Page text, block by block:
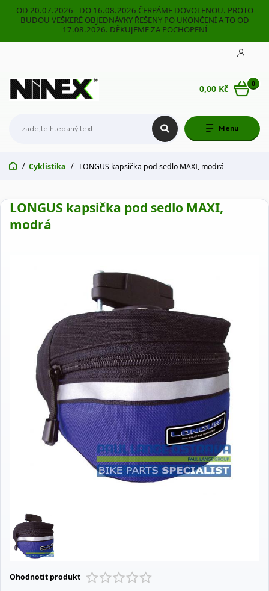
OD 20.07.2026 - DO 16.08.2026 ČERPÁME DOVOLENOU. PROTO
BUDOU VEŠKERÉ OBJEDNÁVKY ŘEŠENY PO UKONČENÍ A TO OD
17.08.2026. DĚKUJEME ZA POCHOPENÍ
Menu
0
0,00 Kč
Cyklistika LONGUS kapsička pod sedlo MAXI, modrá
LONGUS kapsička pod sedlo MAXI,
modrá
Ohodnotit produkt